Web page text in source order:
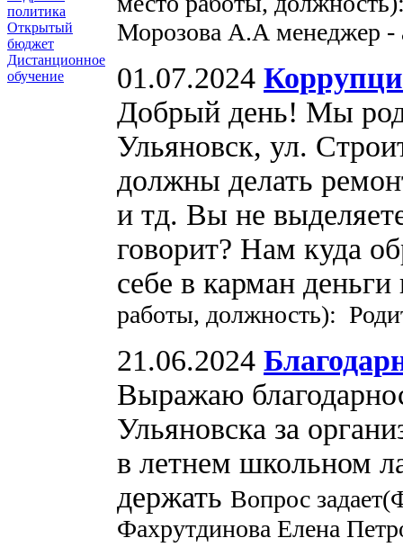
политика
Открытый
бюджет
Дистанционное
обучение
Морозова А.А менеджер -
01.07.2024
Добрый день! Мы
Ульяновск, ул.
должны делать
и тд. Вы не
говорит? Нам куда
себе в карман
работы, должность):
21.06.2024
Выражаю
Ульяновска за
в летнем школьном
держать Вопрос
Фахрутдинова Елена